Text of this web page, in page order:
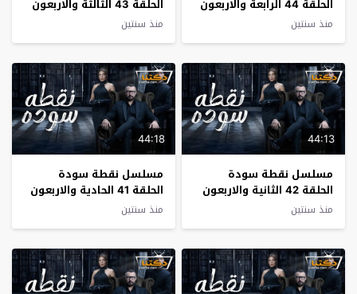
الحلقة 44 الرابعة والاربعون
منذ سنتين
الحلقة 43 الثالثة والاربعون
منذ سنتين
44:13
مسلسل نقطة سودة
الحلقة 42 الثانية والاربعون
منذ سنتين
44:18
مسلسل نقطة سودة
الحلقة 41 الحادية والاربعون
منذ سنتين